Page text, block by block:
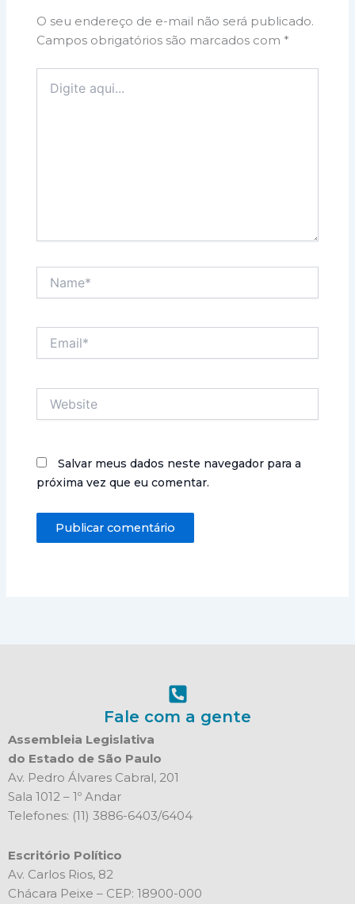
O seu endereço de e-mail não será publicado.
Campos obrigatórios são marcados com *
aqui...
Salvar meus dados neste navegador para a
próxima vez que eu comentar.
Fale com a gente
Assembleia Legislativa
do Estado de São Paulo
Av. Pedro Álvares Cabral, 201
Sala 1012 – 1º Andar
Telefones: (11) 3886-6403/6404
Escritório Político
Av. Carlos Rios, 82
Chácara Peixe – CEP: 18900-000